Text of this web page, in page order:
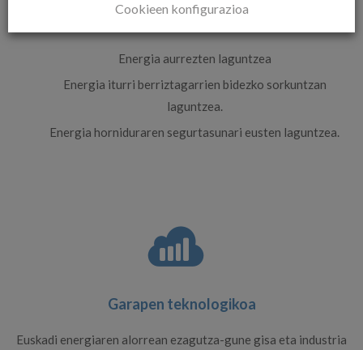
Energia
Energia aurrezten laguntzea
Energia iturri berriztagarrien bidezko sorkuntzan
laguntzea.
Energia horniduraren segurtasunari eusten laguntzea.
Garapen teknologikoa
Euskadi energiaren alorrean ezagutza-gune gisa eta industria
Cookieen konfigurazioa